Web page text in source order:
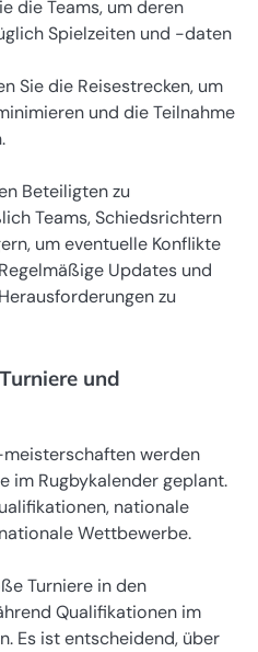
die Teams, um deren
Spielzeiten und -daten
Sie die Reisestrecken, um
und die Teilnahme
Beteiligten zu
Teams, Schiedsrichtern
um eventuelle Konflikte
Updates und
zu
und
werden
im Rugbykalender geplant.
nationale
Wettbewerbe.
Turniere in den
Qualifikationen im
Es ist entscheidend, über